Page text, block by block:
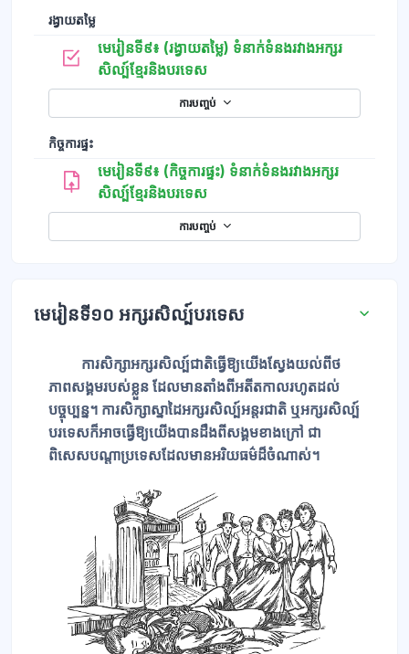
រង្វាយតម្លៃ
មេរៀនទី៩៖ (រង្វាយតម្លៃ) ទំនាក់ទំនងរវាងអក្សរ
សិល្ប៍ខ្មែរនិងបរទេសកម្រងសំណួរ
ការបញ្ចប់
កិច្ចការផ្ទះ
មេរៀនទី៩៖ (កិច្ចការផ្ទះ) ទំនាក់ទំនងរវាងអក្សរ
សិល្ប៍ខ្មែរនិងបរទេស
ការបញ្ចប់
មេរៀនទី១០ អក្សរសិល្ប៍បរទេស
ការសិក្សាអក្សរសិល្ប៍ជាតិធ្វើឱ្យយើងស្វែងយល់ពីថ
ភាពសង្គមរបស់ខ្លួន ដែលមានតាំងពីអតីតកាលរហូតដល់
បច្ចុប្បន្ន។ ការសិក្សាស្នាដៃអក្សរសិល្ប៍អន្ដរជាតិ ឬអក្សរសិល្ប៍
បរទេសក៏អាចធ្វើឱ្យយើងបានដឹងពីសង្គមខាងក្រៅ ជា
ពិសេសបណ្ដាប្រទេសដែលមានអរិយធម៌ដ៏ចំណាស់។